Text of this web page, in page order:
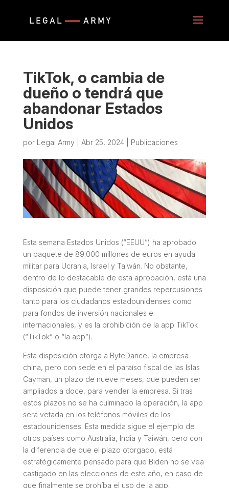
TikTok, o cambia de
dueño o tendrá que
abandonar Estados
Unidos
por Legal Army Abr 25, 2024| Publicaciones
Esta semana Estados Unidos (“EEUU”) ha aprobado
un paquete de 89.000 millones de euros en ayuda
militar para Ucrania, Israel y Taiwán. No obstante,
dentro de lo destacable de esta aprobación, está una
disposición que puede tener grandes repercusiones
tanto para los ciudadanos estadounidenses como
para fondos de inversión nacionales e
internacionales, y es la prohibición de la app TikTok
(“TikTok” o “la app”).
Esta disposición otorga a ByteDance, la empresa
china, pero con sede en el paraíso fiscal de las Islas
Cayman, un plazo de nueve meses, que pueden ser
ampliados a doce, para vender la empresa. Si tras
estos plazos no se ha culminado la operación, la app
será vetada en los teléfonos móviles de los
estadounidenses. Esta medida sigue el ejemplo de
otros países como Australia, India y Taiwán, pero con
la diferencia de que el plazo otorgado, está
estratégicamente pensado para que Biden no se vea
castigado en las elecciones de este año, en caso de
que finalmente se prohíba el uso de la app.